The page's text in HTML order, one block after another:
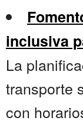
inclusiva
La
transporte
con